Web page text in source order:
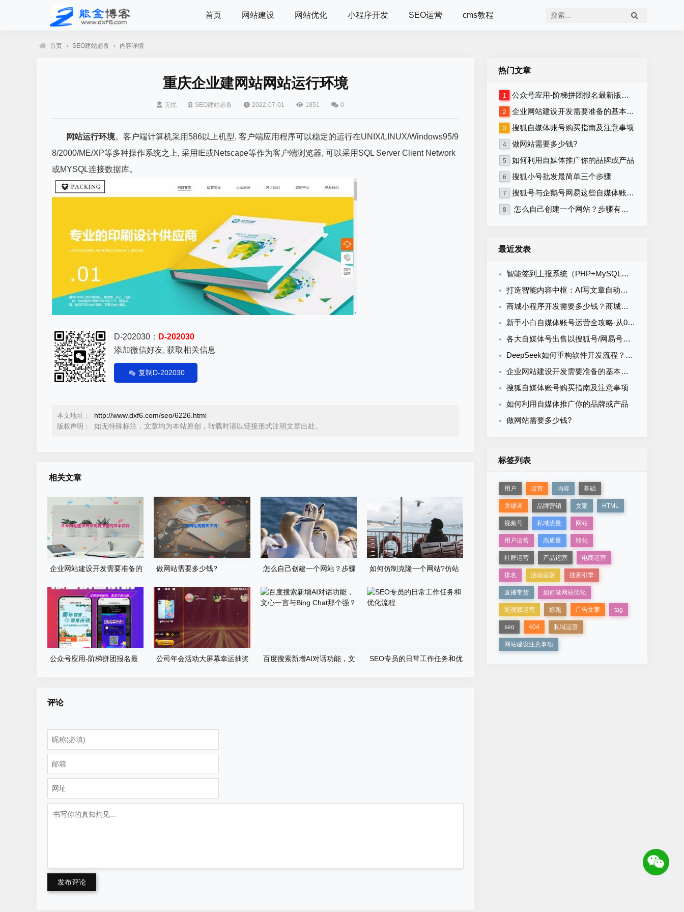
首页 网站建设 网站优化 小程序开发 SEO运营 cms教程
首页 › SEO建站必备 › 内容详情
重庆企业建网站网站运行环境
无忧 SEO建站必备 2022-07-01 1851 0
网站运行环境。客户端计算机采用586以上机型, 客户端应用程序可以稳定的运行在UNIX/LINUX/Windows95/9
8/2000/ME/XP等多种操作系统之上, 采用IE或Netscape等作为客户端浏览器, 可以采用SQL Server Client Network
或MYSQL连接数据库。
D-202030： D-202030
添加微信好友, 获取相关信息
复制D-202030
本文地址： http://www.dxf6.com/seo/6226.html
版权声明： 如无特殊标注，文章均为本站原创，转载时请以链接形式注明文章出处。
相关文章
企业网站建设开发需要准备的
做网站需要多少钱?
怎么自己创建一个网站？步骤
如何仿制克隆一个网站?仿站
公众号应用-阶梯拼团报名最
公司年会活动大屏幕幸运抽奖
百度搜索新增AI对话功能，文
SEO专员的日常工作任务和优
评论
发布评论
热门文章
1 公众号应用-阶梯拼团报名最新版本源码程序
2 企业网站建设开发需要准备的基本资料
3 搜狐自媒体账号购买指南及注意事项
4 做网站需要多少钱?
5 如何利用自媒体推广你的品牌或产品
6 搜狐小号批发最简单三个步骤
7 搜狐号与企鹅号网易这些自媒体账号在哪里购买？
8 怎么自己创建一个网站？步骤有哪些？
最近发表
智能签到上报系统（PHP+MySQL）食堂/企业/学校多场景通用
打造智能内容中枢：AI写文章自动发布系统的定制开发
商城小程序开发需要多少钱？商城小程序开发收费标准
新手小白自媒体账号运营全攻略-从0到1打造购买自媒体账号网易搜索知乎百家号
各大自媒体号出售以搜狐号/网易号为核心的流量与排名解析
DeepSeek如何重构软件开发流程？AI驱动优化的5大实战场景解析
企业网站建设开发需要准备的基本资料
搜狐自媒体账号购买指南及注意事项
如何利用自媒体推广你的品牌或产品
做网站需要多少钱?
标签列表
用户 运营 内容 基础
关键词 品牌营销 文案 HTML
视频号 私域流量 网站
用户运营 高质量 转化
社群运营 产品运营 电商运营
排名 活动运营 搜索引擎
直播带货 如何做网站优化
短视频运营 标题 广告文案 tag
seo 404 私域运营
网站建设注意事项